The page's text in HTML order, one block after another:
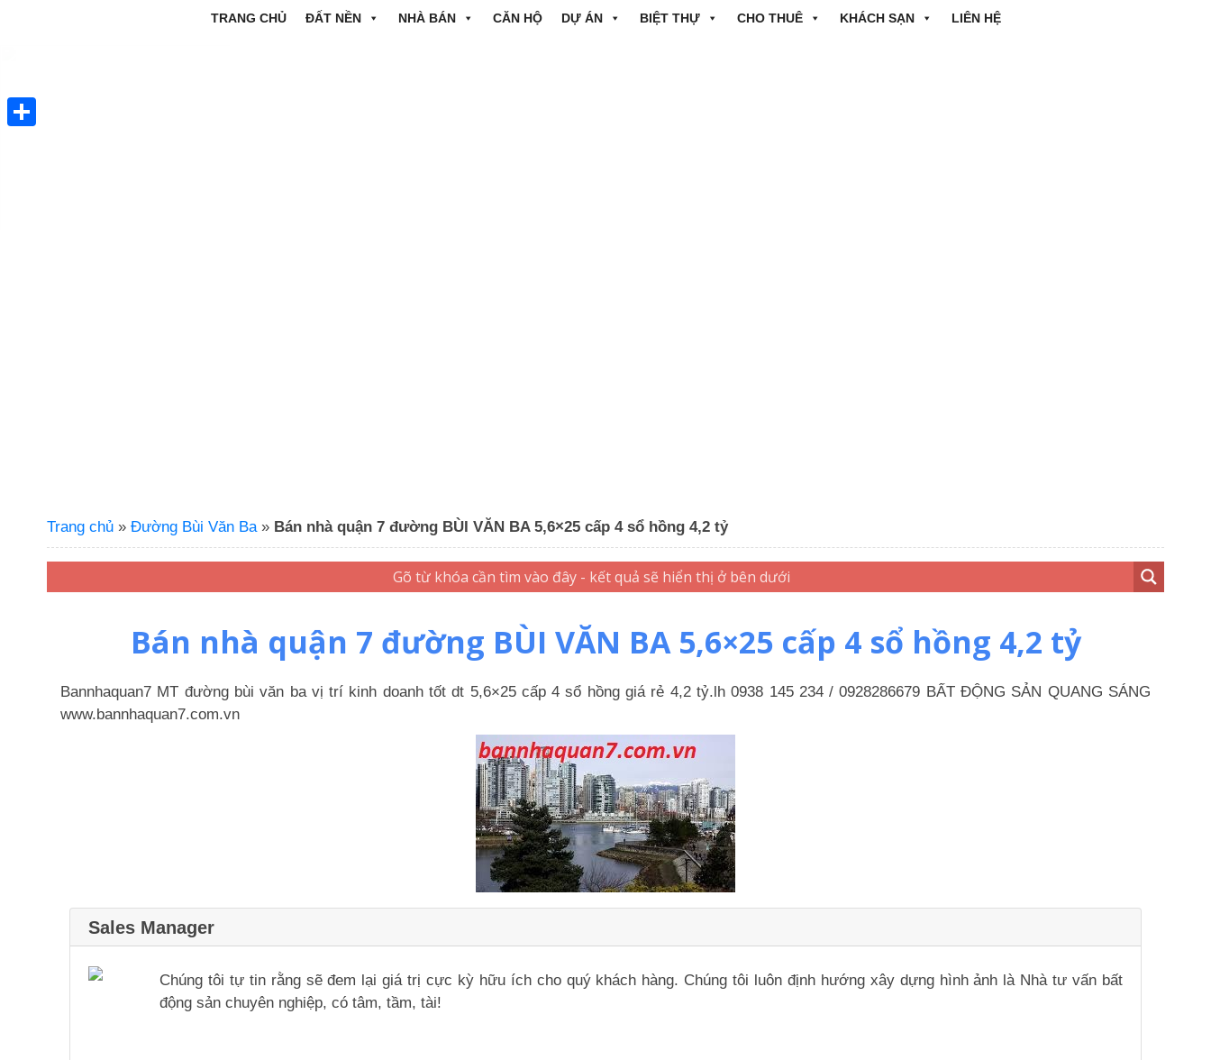
TRANG CHỦ ĐẤT NỀN NHÀ BÁN CĂN HỘ DỰ ÁN BIỆT THỰ CHO THUÊ KHÁCH SẠN LIÊN HỆ
Trang chủ » Đường Bùi Văn Ba» Bán nhà quận 7 đường BÙI VĂN BA 5,6×25 cấp 4 sổ hồng 4,2 tỷ
Bán nhà quận 7 đường BÙI VĂN BA 5,6×25 cấp 4 sổ hồng 4,2 tỷ
Bannhaquan7 MT đường bùi văn ba vị trí kinh doanh tốt dt 5,6×25 cấp 4 sổ hồng giá rẻ 4,2 tỷ.lh 0938 145 234 / 0928286679 BẤT ĐỘNG SẢN QUANG SÁNG
www.bannhaquan7.com.vn
Sales Manager
Chúng tôi tự tin rằng sẽ đem lại giá trị cực kỳ hữu ích cho quý khách hàng. Chúng tôi luôn định hướng xây dựng hình ảnh là Nhà tư vấn bất
động sản chuyên nghiệp, có tâm, tầm, tài!